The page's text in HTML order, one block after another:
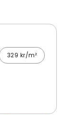
329 kr/m²